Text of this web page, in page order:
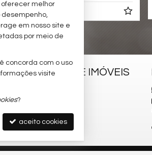
DE IMÓVEIS
Barbosa, nº 268
- 57035-400
melhor
desempenho,
em nosso site e
por meio de
concorda com o uso
visite
?
aceito cookies